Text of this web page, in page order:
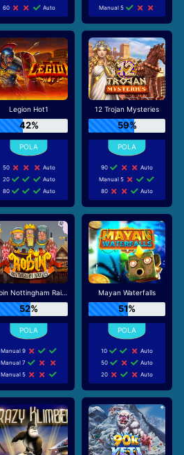
60
Auto
Manual 5
Legion Hot1
42%
50
Auto
20
Auto
80
Auto
12 Trojan Mysteries
59%
90
Auto
Manual 5
80
Auto
Robin Nottingham Raiders
52%
Manual 9
Manual 7
Manual 5
Mayan Waterfalls
51%
10
Auto
50
Auto
20
Auto